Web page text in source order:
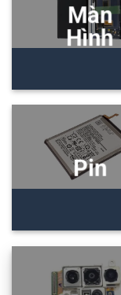
Màn
Hình
Pin